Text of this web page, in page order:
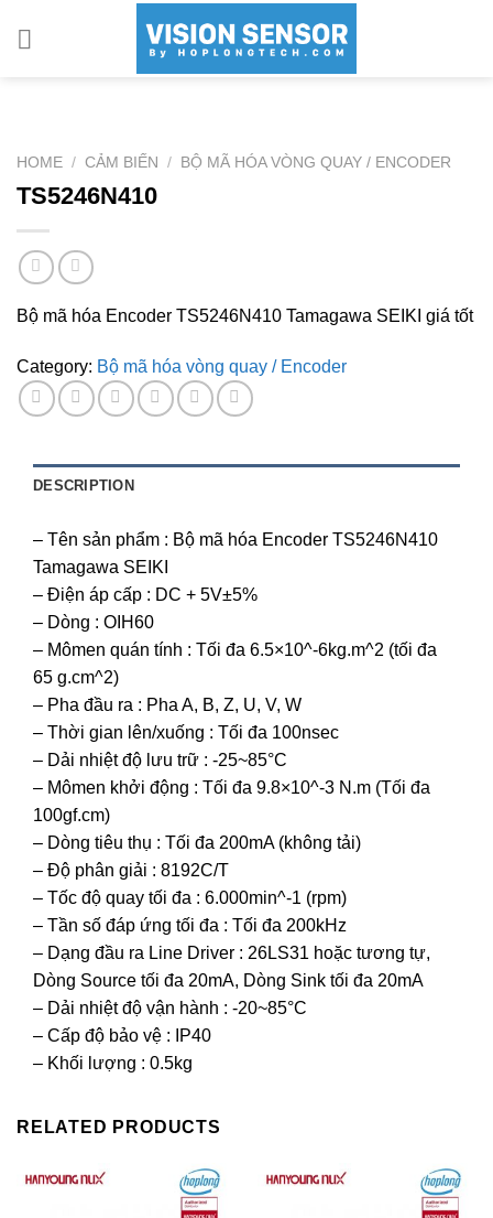
HOME / CẢM BIẾN / BỘ MÃ HÓA VÒNG QUAY / ENCODER
TS5246N410
Bộ mã hóa Encoder TS5246N410 Tamagawa SEIKI giá tốt
Category: Bộ mã hóa vòng quay / Encoder
DESCRIPTION
– Tên sản phẩm : Bộ mã hóa Encoder TS5246N410
Tamagawa SEIKI
– Điện áp cấp : DC + 5V±5%
– Dòng : OIH60
– Mômen quán tính : Tối đa 6.5×10^-6kg.m^2 (tối đa
65 g.cm^2)
– Pha đầu ra : Pha A, B, Z, U, V, W
– Thời gian lên/xuống : Tối đa 100nsec
– Dải nhiệt độ lưu trữ : -25~85°C
– Mômen khởi động : Tối đa 9.8×10^-3 N.m (Tối đa
100gf.cm)
– Dòng tiêu thụ : Tối đa 200mA (không tải)
– Độ phân giải : 8192C/T
– Tốc độ quay tối đa : 6.000min^-1 (rpm)
– Tần số đáp ứng tối đa : Tối đa 200kHz
– Dạng đầu ra Line Driver : 26LS31 hoặc tương tự,
Dòng Source tối đa 20mA, Dòng Sink tối đa 20mA
– Dải nhiệt độ vận hành : -20~85°C
– Cấp độ bảo vệ : IP40
– Khối lượng : 0.5kg
RELATED PRODUCTS